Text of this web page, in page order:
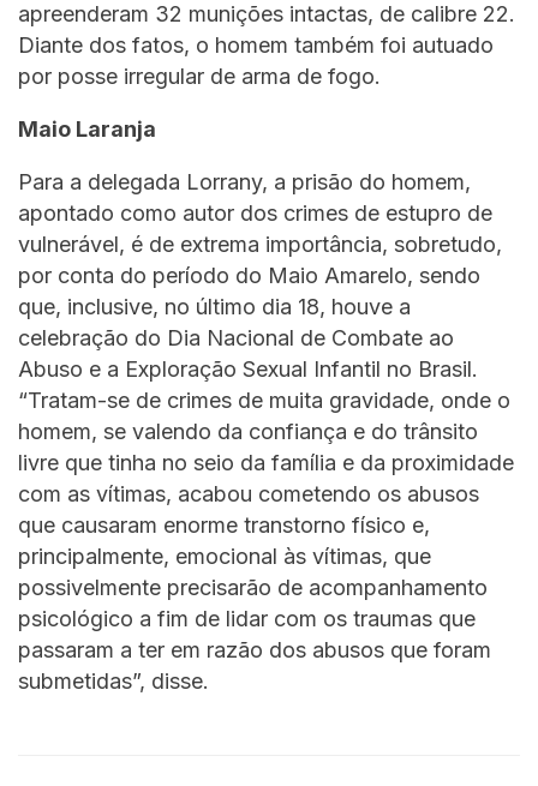
apreenderam 32 munições intactas, de calibre 22.
Diante dos fatos, o homem também foi autuado
por posse irregular de arma de fogo.
Maio Laranja
Para a delegada Lorrany, a prisão do homem,
apontado como autor dos crimes de estupro de
vulnerável, é de extrema importância, sobretudo,
por conta do período do Maio Amarelo, sendo
que, inclusive, no último dia 18, houve a
celebração do Dia Nacional de Combate ao
Abuso e a Exploração Sexual Infantil no Brasil.
“Tratam-se de crimes de muita gravidade, onde o
homem, se valendo da confiança e do trânsito
livre que tinha no seio da família e da proximidade
com as vítimas, acabou cometendo os abusos
que causaram enorme transtorno físico e,
principalmente, emocional às vítimas, que
possivelmente precisarão de acompanhamento
psicológico a fim de lidar com os traumas que
passaram a ter em razão dos abusos que foram
submetidas”, disse.